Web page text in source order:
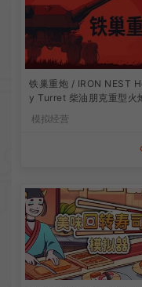
铁巢重炮 / IRON NEST
y Turret 柴油朋克重型火
模拟经营